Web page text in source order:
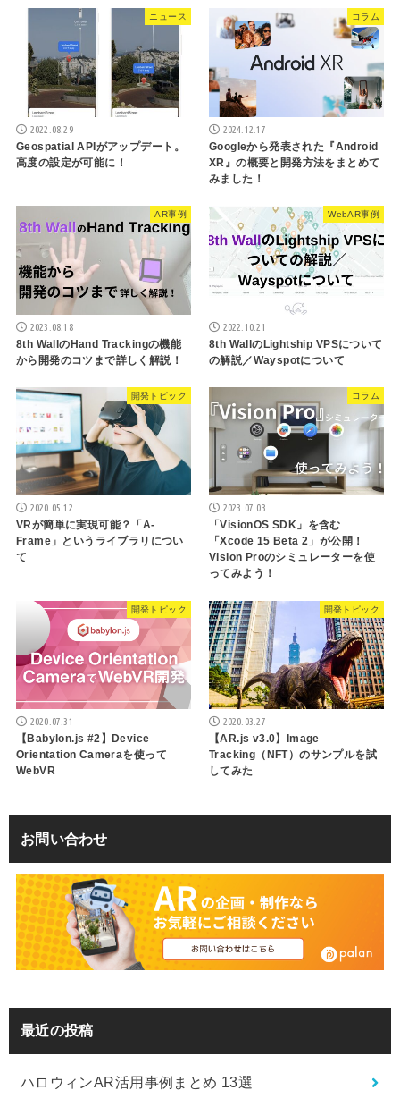
ニュース
2022.08.29
Geospatial APIがアップデート。
高度の設定が可能に！
コラム
2024.12.17
Googleから発表された『Android
XR』の概要と開発方法をまとめて
みました！
AR事例
2023.08.18
8th WallのHand Trackingの機能
から開発のコツまで詳しく解説！
WebAR事例
2022.10.21
8th WallのLightship VPSについて
の解説／Wayspotについて
開発トピック
2020.05.12
VRが簡単に実現可能？「A-
Frame」というライブラリについ
て
コラム
2023.07.03
「VisionOS SDK」を含む
「Xcode 15 Beta 2」が公開！
Vision Proのシミュレーターを使
ってみよう！
開発トピック
2020.07.31
【Babylon.js #2】Device
Orientation Cameraを使って
WebVR
開発トピック
2020.03.27
【AR.js v3.0】Image
Tracking（NFT）のサンプルを試
してみた
お問い合わせ
最近の投稿
ハロウィンAR活用事例まとめ 13選